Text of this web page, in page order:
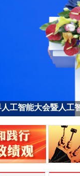
工智能大会暨人工